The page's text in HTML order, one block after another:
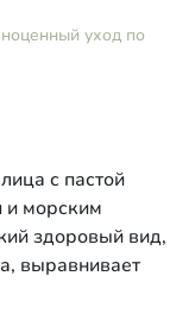
повышенная
к одному из
коже
дня, придают ей
и здоровое
подготовленная,
уход по
с пастой
и морским
здоровый вид,
выравнивает